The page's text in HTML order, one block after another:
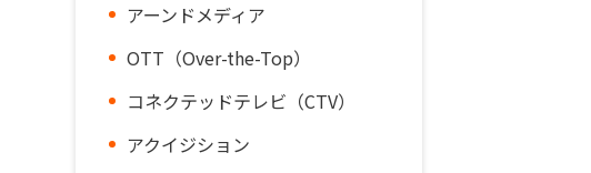
アーンドメディア
OTT（Over-the-Top）
コネクテッドテレビ（CTV）
アクイジション